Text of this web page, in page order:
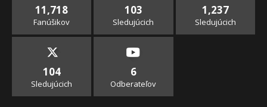
11,718
Fanúšikov
103
Sledujúcich
1,237
Sledujúcich
104
Sledujúcich
6
Odberateľov